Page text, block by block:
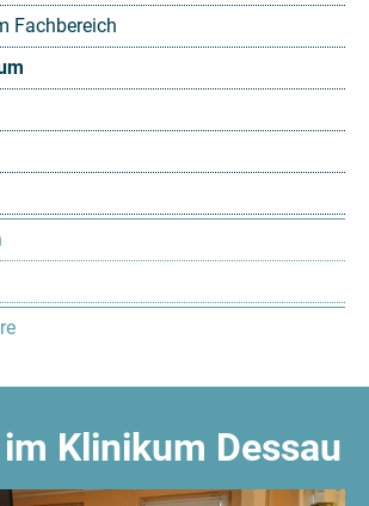
Fachbereich
Klinikum Dessau